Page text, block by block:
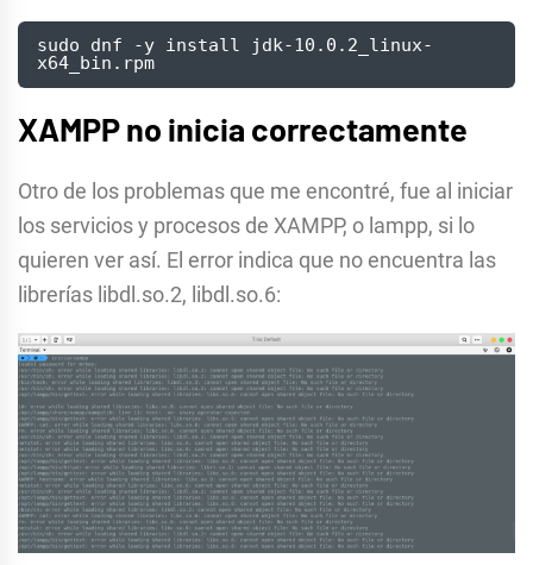
sudo dnf -y install jdk-10.0.2_linux-
x64_bin.rpm
XAMPP no inicia correctamente
Otro de los problemas que me encontré, fue al iniciar
los servicios y procesos de XAMPP, o lampp, si lo
quieren ver así. El error indica que no encuentra las
librerías libdl.so.2, libdl.so.6: